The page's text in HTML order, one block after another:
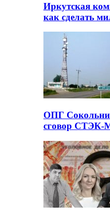
Иркутская
как сделать
ОПГ
сговор СТЭК-